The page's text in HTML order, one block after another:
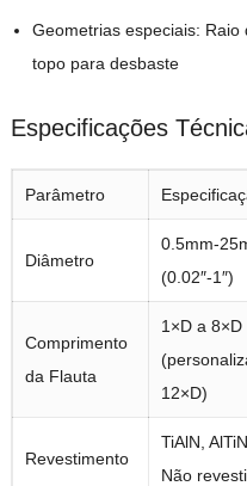
Geometrias especiais:
topo para desbaste
Especificações
Parâmetro
Diâmetro
0.5mm-
(0.02″-1″)
Comprimento
da Flauta
1×D a 8×D
12×D)
Revestimento
TiAlN,
Não